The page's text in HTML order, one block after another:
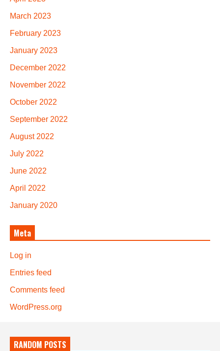
March 2023
February 2023
January 2023
December 2022
November 2022
October 2022
September 2022
August 2022
July 2022
June 2022
April 2022
January 2020
Meta
Log in
Entries feed
Comments feed
WordPress.org
RANDOM POSTS